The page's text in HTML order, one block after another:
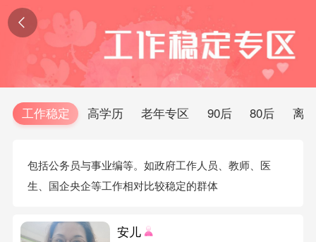

工作稳定 高学历 老年专区 90后 80后 离异
包括公务员与事业编等。如政府工作人员、教师、医
生、国企央企等工作相对比较稳定的群体
安儿